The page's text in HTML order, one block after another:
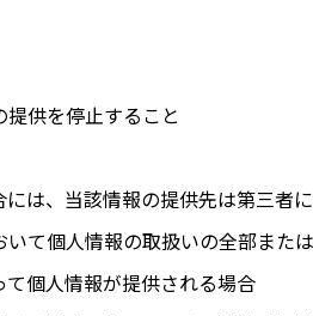
供を停止すること
は、当該情報の提供先は第三者に
て個人情報の取扱いの全部また
個人情報が提供される場合